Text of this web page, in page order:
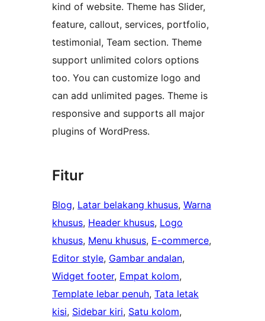
kind of website. Theme has Slider,
feature, callout, services, portfolio,
testimonial, Team section. Theme
support unlimited colors options
too. You can customize logo and
can add unlimited pages. Theme is
responsive and supports all major
plugins of WordPress.
Fitur
Blog, Latar belakang khusus, Warna
khusus, Header khusus, Logo
khusus, Menu khusus, E-commerce
Editor style, Gambar andalan
Widget footer, Empat kolom
Template lebar penuh, Tata letak
kisi, Sidebar kiri, Satu kolom